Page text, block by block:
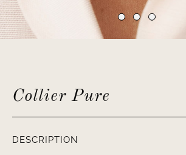
Collier Pure
DESCRIPTION